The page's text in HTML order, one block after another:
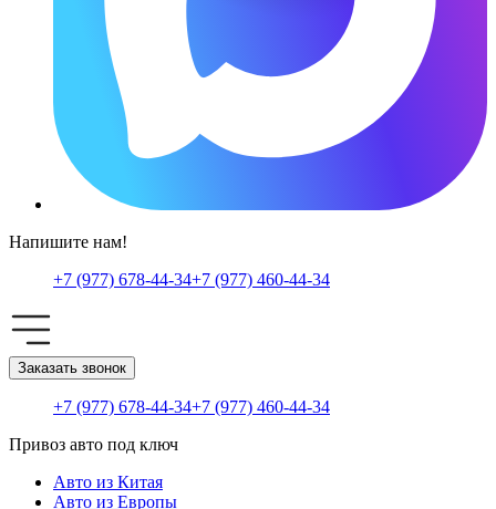
Напишите нам!
+7 (977) 678-44-34+7 (977) 460-44-34
Заказать звонок
+7 (977) 678-44-34+7 (977) 460-44-34
Привоз авто под ключ
Авто из Китая
Авто из Европы